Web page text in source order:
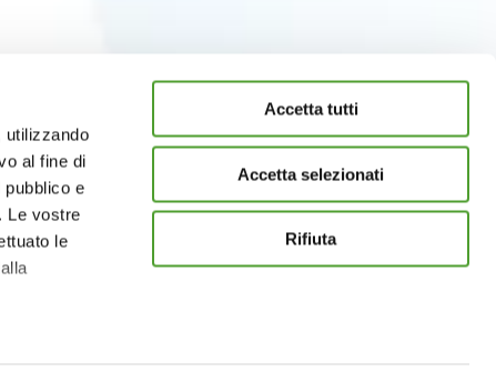
utilizzando
al fine di
pubblico e
Le vostre
le
Accetta tutti
Accetta selezionati
Rifiuta